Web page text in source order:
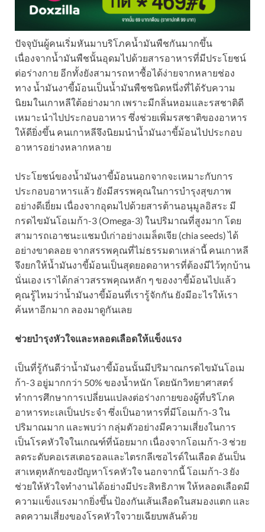
ปัจจุบันผู้คนเริ่มหันมาบริโภคน้ำมันพืชกันมากขึ้น
เนื่องจากน้ำมันพืชนั้นอุดมไปด้วยสารอาหารที่มีประโยชน์
ต่อร่างกาย อีกทั้งยังสามารถหาซื้อได้ง่ายจากหลายช่อง
ทาง น้ำมันงาขี้ม้อนเป็นน้ำมันพืชชนิดหนึ่งที่ได้รับความ
นิยมในเกาหลีใต้อย่างมาก เพราะมีกลิ่นหอมและรสชาติดี
เหมาะนำไปประกอบอาหาร ซึ่งช่วยเพิ่มรสชาติของอาหาร
ให้ดียิ่งขึ้น คนเกาหลีจึงนิยมนำน้ำมันงาขี้ม้อนไปประกอบ
อาหารอย่างหลากหลาย
ประโยชน์ของน้ำมันงาขี้ม้อนนอกจากจะเหมาะกับการ
ประกอบอาหารแล้ว ยังมีสรรพคุณในการบำรุงสุขภาพ
อย่างดีเยี่ยม เนื่องจากอุดมไปด้วยสารต้านอนุมูลอิสระ มี
กรดไขมันโอเมก้า-3 (Omega-3) ในปริมาณที่สูงมาก โดย
สามารถเอาชนะแชมป์เก่าอย่างเมล็ดเจีย (chia seeds) ได้
อย่างขาดลอย จากสรรพคุณที่ไม่ธรรมดาเหล่านี้ คนเกาหลี
จึงยกให้น้ำมันงาขี้ม้อนเป็นสุดยอดอาหารที่ต้องมีไว้ทุกบ้าน
นั่นเอง เราได้กล่าวสรรพคุณหลัก ๆ ของงาขี้ม้อนไปแล้ว
คุณรู้ไหมว่าน้ำมันงาขี้ม้อนที่เรารู้จักกัน ยังมีอะไรให้เรา
ค้นหาอีกมาก ลองมาดูกันเลย
ช่วยบำรุงหัวใจและหลอดเลือดให้แข็งแรง
เป็นที่รู้กันดีว่าน้ำมันงาขี้ม้อนนั้นมีปริมาณกรดไขมันโอเม
ก้า-3 อยู่มากกว่า 50% ของน้ำหนัก โดยนักวิทยาศาสตร์
ทำการศึกษาการเปลี่ยนแปลงต่อร่างกายของผู้ที่บริโภค
อาหารทะเลเป็นประจำ ซึ่งเป็นอาหารที่มีโอเมก้า-3 ใน
ปริมาณมาก และพบว่า กลุ่มตัวอย่างมีความเสี่ยงในการ
เป็นโรคหัวใจในเกณฑ์ที่น้อยมาก เนื่องจากโอเมก้า-3 ช่วย
ลดระดับคอเรสเตอรอลและไตรกลีเซอไรด์ในเลือด อันเป็น
สาเหตุหลักของปัญหาโรคหัวใจ นอกจากนี้ โอเมก้า-3 ยัง
ช่วยให้หัวใจทำงานได้อย่างมีประสิทธิภาพ ให้หลอดเลือดมี
ความแข็งแรงมากยิ่งขึ้น ป้องกันเส้นเลือดในสมองแตก และ
ลดความเสี่ยงของโรคหัวใจวายเฉียบพลันด้วย